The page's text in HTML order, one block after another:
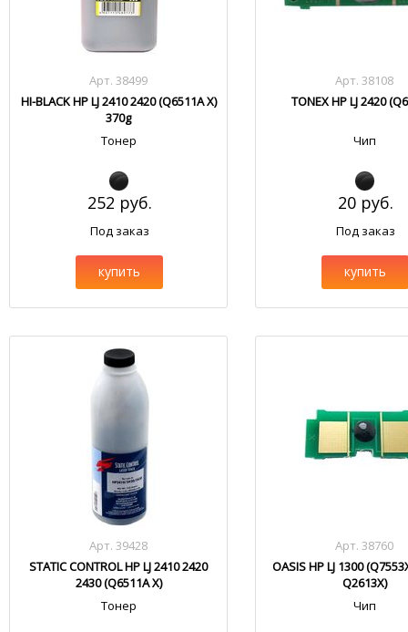
Арт. 38499
HI-BLACK HP LJ 2410 2420 (Q6511A X)
370g
Тонер
252 руб.
Под заказ
купить
Арт. 38108
TONEX HP LJ 2420
Чип
20 руб.
Под заказ
купить
Арт. 39428
STATIC CONTROL HP LJ 2410 2420
2430 (Q6511A X)
Тонер
Арт. 38760
OASIS HP LJ 1300
Q2613X)
Чип